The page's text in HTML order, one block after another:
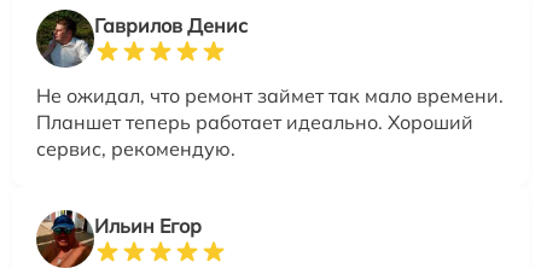
Гаврилов Денис
Не ожидал, что ремонт займет так мало времени.
Планшет теперь работает идеально. Хороший
сервис, рекомендую.
Ильин Егор